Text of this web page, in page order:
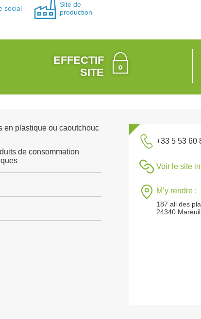
social
Site de
production
EFFECTIF
SITE
en plastique ou caoutchouc
de consommation
+33 5 53 60
Voir le site
M’y rendre :
187 all des
24340